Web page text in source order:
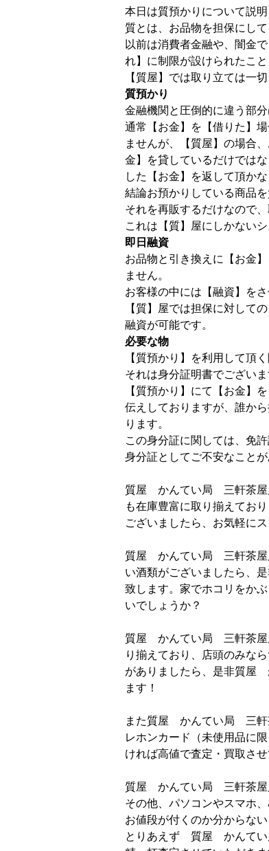
本日は質預かりについて説
質とは、お品物を担保にし
以前は消費者金融や、闇金
れ】に制限が設けられたこ
【質屋】では取り立ては一
質預かり
金融機関と圧倒的に違う部
通常【お金】を【借りた】
ませんが、【質屋】の場合
金】を貸しているだけでは
した【お金】を返して頂か
結論お預かりしている商品
それを再販するだけなので
これは【質】屋にしかないシ
即日融資
お品物と引き換えに【お金
ません。
お客様の中には【融資】を
【質】屋では担保に対して
融資が可能です。
必要な物
【質預かり】を利用して頂
それは身分証明書でございま
【質預かり】にて【お金】
伝えしておりますが、誰か
ります。
この身分証に関しては、免
身分証としてご不安なこと
質屋 かんてい局 三軒茶屋
も在庫豊富に取り揃えてお
ございましたら、お気軽に
質屋 かんてい局 三軒茶屋
い酒類がございましたら
致します。家でホコリをか
いでしょうか？
質屋 かんてい局 三軒茶屋
り揃えており、店頭のみな
がありましたら、是非質屋
ます！
また質屋 かんてい局 三軒
レホンカード（未使用品に
ければ高値で査定・買取させ
質屋 かんてい局 三軒茶屋
その他、パソコンやスマホ
お値段が付くのか分からな
とりあえず 質屋 かんてい